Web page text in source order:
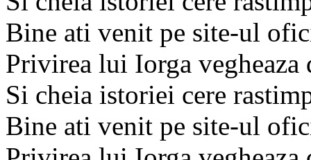
Bine ati venit pe site-ul
Privirea lui Iorga
Si cheia istoriei cere
Bine ati venit pe site-ul